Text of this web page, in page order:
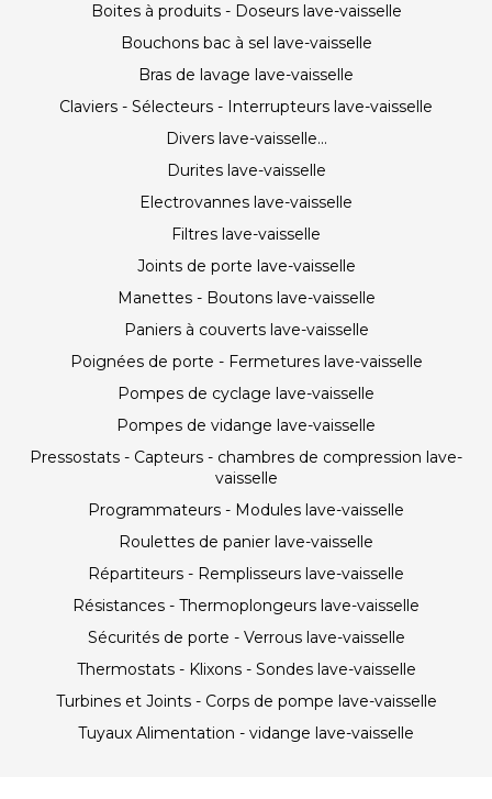
Boites à produits - Doseurs lave-vaisselle
Bouchons bac à sel lave-vaisselle
Bras de lavage lave-vaisselle
Claviers - Sélecteurs - Interrupteurs lave-vaisselle
Divers lave-vaisselle...
Durites lave-vaisselle
Electrovannes lave-vaisselle
Filtres lave-vaisselle
Joints de porte lave-vaisselle
Manettes - Boutons lave-vaisselle
Paniers à couverts lave-vaisselle
Poignées de porte - Fermetures lave-vaisselle
Pompes de cyclage lave-vaisselle
Pompes de vidange lave-vaisselle
Pressostats - Capteurs - chambres de compression lave-
vaisselle
Programmateurs - Modules lave-vaisselle
Roulettes de panier lave-vaisselle
Répartiteurs - Remplisseurs lave-vaisselle
Résistances - Thermoplongeurs lave-vaisselle
Sécurités de porte - Verrous lave-vaisselle
Thermostats - Klixons - Sondes lave-vaisselle
Turbines et Joints - Corps de pompe lave-vaisselle
Tuyaux Alimentation - vidange lave-vaisselle